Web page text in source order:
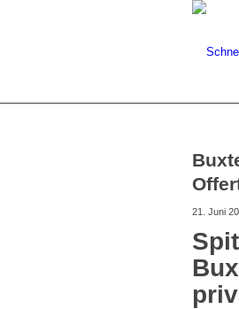
21. Juni